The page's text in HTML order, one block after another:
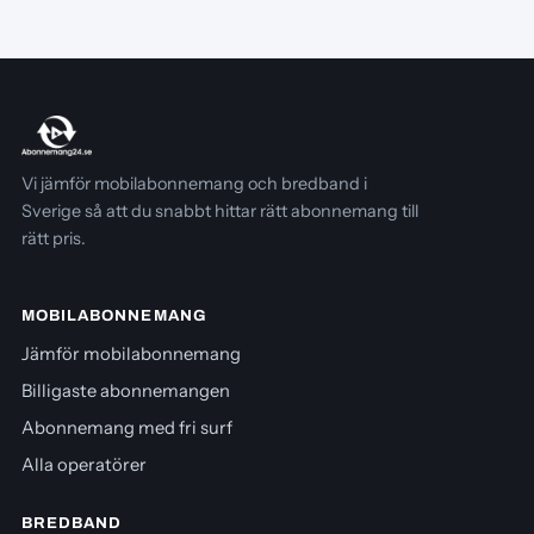
Vi jämför mobilabonnemang och bredband i
Sverige så att du snabbt hittar rätt abonnemang till
rätt pris.
MOBILABONNEMANG
Jämför mobilabonnemang
Billigaste abonnemangen
Abonnemang med fri surf
Alla operatörer
BREDBAND